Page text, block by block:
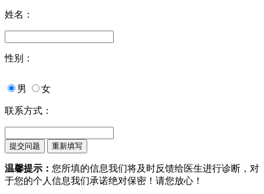
姓名：
性别：
男 女
联系方式：
温馨提示： 您所填的信息我们将及时反馈给医生进行诊断，对
于您的个人信息我们承诺绝对保密！请您放心！